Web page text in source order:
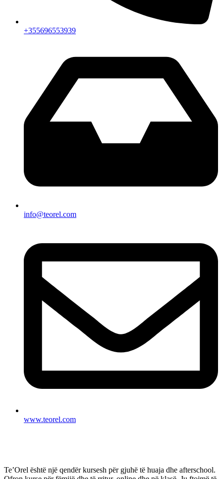
+355696553939
info@teorel.com
www.teorel.com
Te’Orel është një qendër kursesh për gjuhë të huaja dhe afterschool.